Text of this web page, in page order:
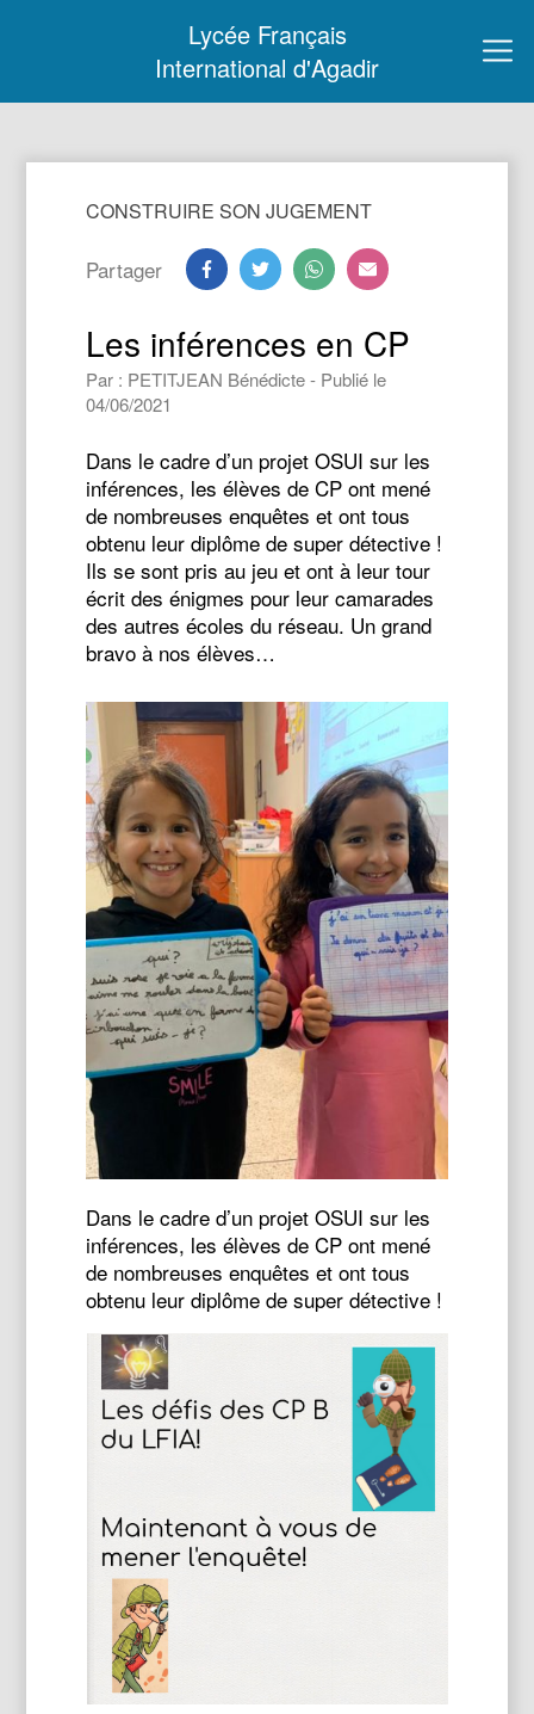
Lycée Français
International d'Agadir
CONSTRUIRE SON JUGEMENT
Partager
Les inférences en CP
Par : PETITJEAN Bénédicte - Publié le
04/06/2021
Dans le cadre d’un projet OSUI sur les
inférences, les élèves de CP ont mené
de nombreuses enquêtes et ont tous
obtenu leur diplôme de super détective !
Ils se sont pris au jeu et ont à leur tour
écrit des énigmes pour leur camarades
des autres écoles du réseau. Un grand
bravo à nos élèves…
Dans le cadre d’un projet OSUI sur les
inférences, les élèves de CP ont mené
de nombreuses enquêtes et ont tous
obtenu leur diplôme de super détective !